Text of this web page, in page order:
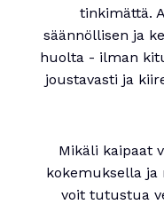
tinkimättä.
säännöllisen ja
huolta - ilman
joustavasti ja
Mikäli kaipaat
kokemuksella
voit tutustua